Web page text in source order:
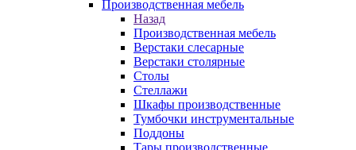
Производственная мебель
Назад
Производственная мебель
Верстаки слесарные
Верстаки столярные
Столы
Стеллажи
Шкафы производственные
Тумбочки инструментальные
Поддоны
Тары производственные